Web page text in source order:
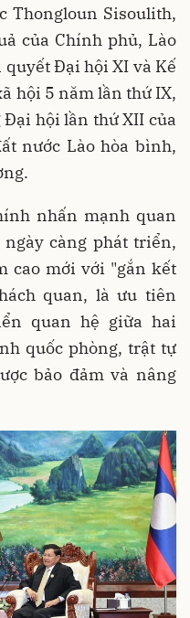
Thongloun Sisoulith,
của Chính phủ, Lào
Đại hội XI và Kế
hội 5 năm lần thứ IX,
hội lần thứ XII của
nước Lào hòa bình,
nhấn mạnh quan
càng phát triển,
cao mới với "gắn kết
quan, là ưu tiên
quan hệ giữa hai
quốc phòng, trật tự
bảo đảm và nâng